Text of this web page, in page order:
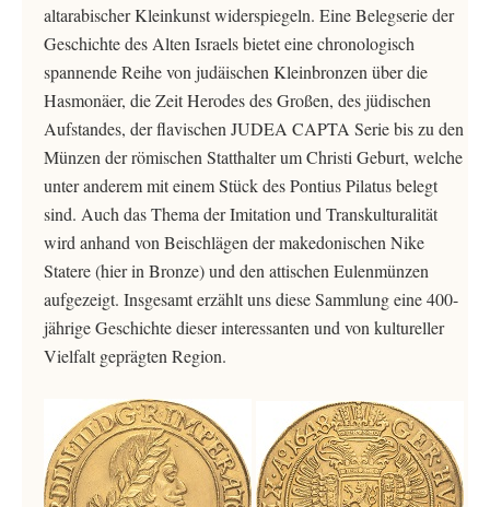
altarabischer Kleinkunst widerspiegeln. Eine Belegserie der
Geschichte des Alten Israels bietet eine chronologisch
spannende Reihe von judäischen Kleinbronzen über die
Hasmonäer, die Zeit Herodes des Großen, des jüdischen
Aufstandes, der flavischen JUDEA CAPTA Serie bis zu den
Münzen der römischen Statthalter um Christi Geburt, welche
unter anderem mit einem Stück des Pontius Pilatus belegt
sind. Auch das Thema der Imitation und Transkulturalität
wird anhand von Beischlägen der makedonischen Nike
Statere (hier in Bronze) und den attischen Eulenmünzen
aufgezeigt. Insgesamt erzählt uns diese Sammlung eine 400-
jährige Geschichte dieser interessanten und von kultureller
Vielfalt geprägten Region.